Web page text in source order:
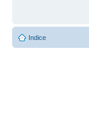
Indice